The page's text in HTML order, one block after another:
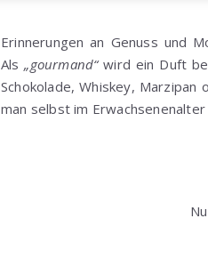
Erinnerungen an Genuss und
Als„gourmand“wird ein Duft
Schokolade, Whiskey,
man selbst im